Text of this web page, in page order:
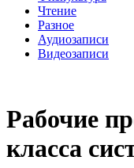
Чтение
Разное
Аудиозаписи
Видеозаписи
Рабочие
класса